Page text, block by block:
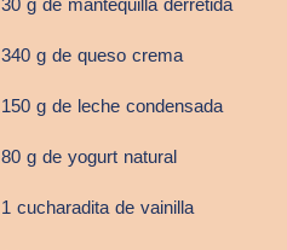
30 g de mantequilla derretida
340 g de queso crema
150 g de leche condensada
80 g de yogurt natural
1 cucharadita de vainilla